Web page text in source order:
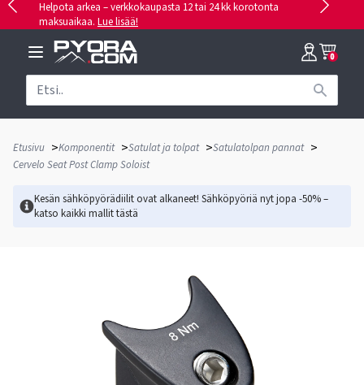
Helpota arkea – verkkokaupasta 12 tai 24 kk korotonta
maksuaikaa. Lue lisää!
0
Etusivu >Komponentit >Satulat ja tolpat >Satulatolpan pannat >
Cervelo Seat Post Clamp Soloist
Kesän sähköpyörädiilit ovat alkaneet! Sähköpyöriä nyt jopa -50% –
katso kaikki mallittästä